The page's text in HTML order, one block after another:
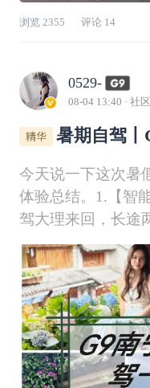
浏览 2355 评论 14
0529-
08-04 13:40 · 社
暑期自驾
今天说一下这次暑
体验总结。1.【智
驾大理来回，长途
智驾真的是长途出
助驾驶已经跑到
都交给了智驾，累
周自驾游直接